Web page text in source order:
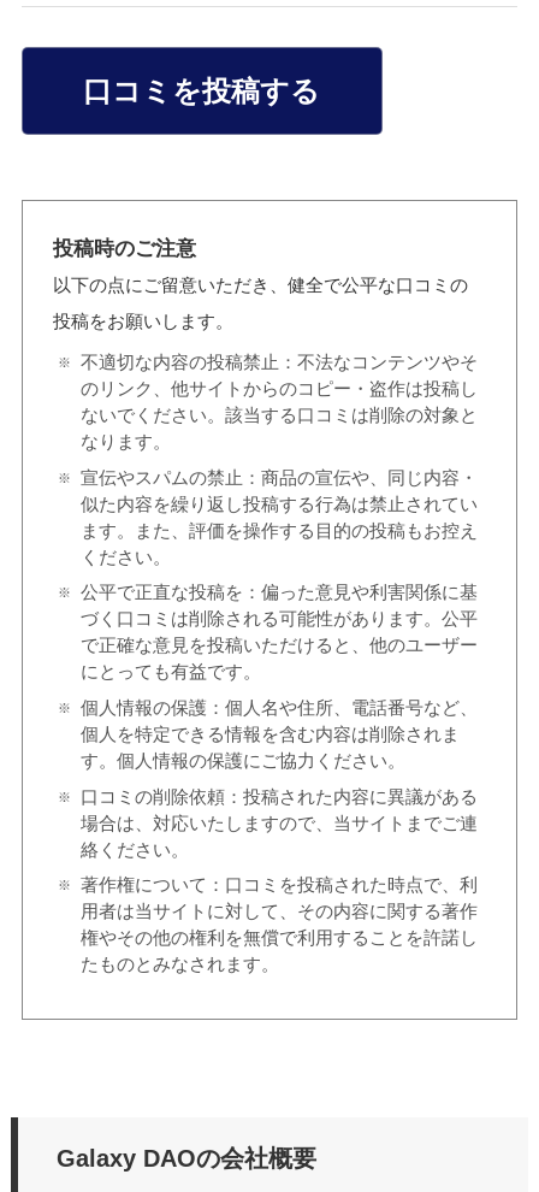
口コミを投稿する
投稿時のご注意
以下の点にご留意いただき、健全で公平な口コミの
投稿をお願いします。
不適切な内容の投稿禁止：不法なコンテンツやそ
のリンク、他サイトからのコピー・盗作は投稿し
ないでください。該当する口コミは削除の対象と
なります。
宣伝やスパムの禁止：商品の宣伝や、同じ内容・
似た内容を繰り返し投稿する行為は禁止されてい
ます。また、評価を操作する目的の投稿もお控え
ください。
公平で正直な投稿を：偏った意見や利害関係に基
づく口コミは削除される可能性があります。公平
で正確な意見を投稿いただけると、他のユーザー
にとっても有益です。
個人情報の保護：個人名や住所、電話番号など、
個人を特定できる情報を含む内容は削除されま
す。個人情報の保護にご協力ください。
口コミの削除依頼：投稿された内容に異議がある
場合は、対応いたしますので、当サイトまでご連
絡ください。
著作権について：口コミを投稿された時点で、利
用者は当サイトに対して、その内容に関する著作
権やその他の権利を無償で利用することを許諾し
たものとみなされます。
Galaxy DAOの会社概要